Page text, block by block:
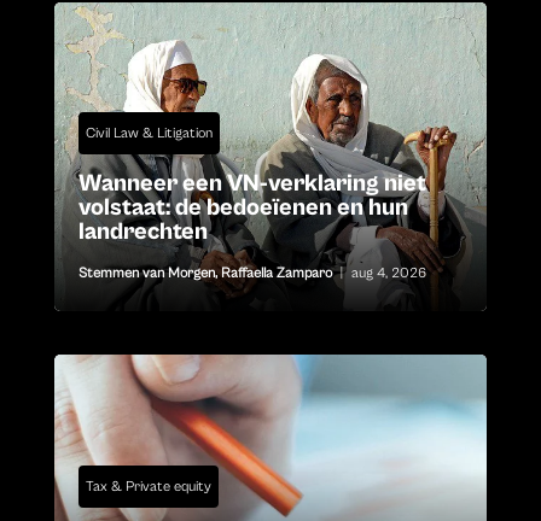
Civil Law & Litigation
Wanneer een VN-verklaring niet
volstaat: de bedoeïenen en hun
landrechten
Stemmen van Morgen,Raffaella Zamparo | aug 4, 2026
Tax & Private equity